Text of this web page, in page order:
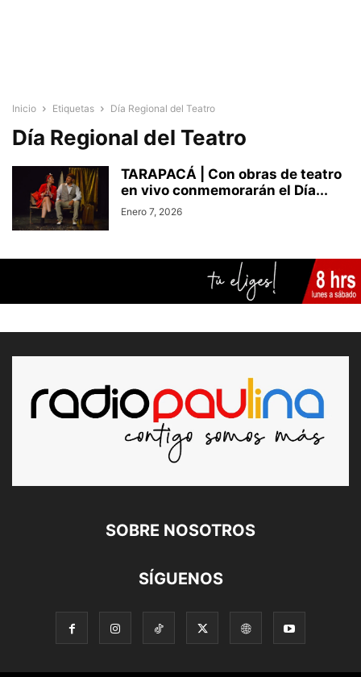
Inicio Etiquetas Día Regional del Teatro
Día Regional del Teatro
TARAPACÁ | Con obras de teatro
en vivo conmemorarán el Día...
Enero 7, 2026
SOBRE NOSOTROS
SÍGUENOS